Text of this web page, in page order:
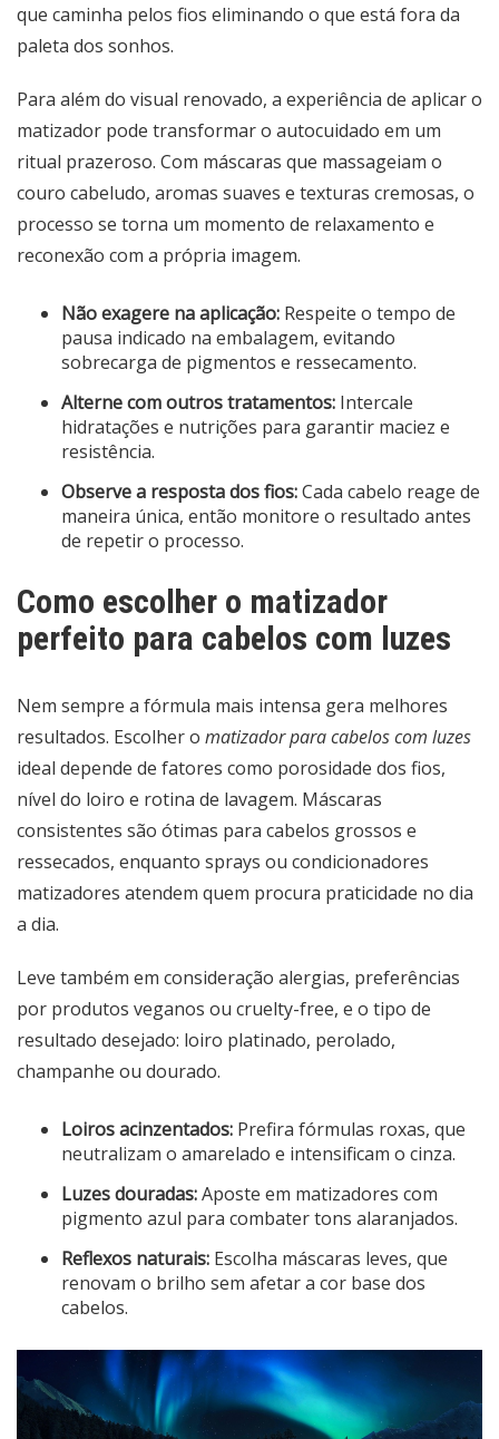
que caminha pelos fios eliminando o que está fora da
paleta dos sonhos.
Para além do visual renovado, a experiência de aplicar o
matizador pode transformar o autocuidado em um
ritual prazeroso. Com máscaras que massageiam o
couro cabeludo, aromas suaves e texturas cremosas, o
processo se torna um momento de relaxamento e
reconexão com a própria imagem.
Não exagere na aplicação: Respeite o tempo de
pausa indicado na embalagem, evitando
sobrecarga de pigmentos e ressecamento.
Alterne com outros tratamentos: Intercale
hidratações e nutrições para garantir maciez e
resistência.
Observe a resposta dos fios:Cada cabelo reage de
maneira única, então monitore o resultado antes
de repetir o processo.
Como escolher o matizador
perfeito para cabelos com luzes
Nem sempre a fórmula mais intensa gera melhores
resultados. Escolher o matizador para cabelos com luzes
ideal depende de fatores como porosidade dos fios,
nível do loiro e rotina de lavagem. Máscaras
consistentes são ótimas para cabelos grossos e
ressecados, enquanto sprays ou condicionadores
matizadores atendem quem procura praticidade no dia
a dia.
Leve também em consideração alergias, preferências
por produtos veganos ou cruelty-free, e o tipo de
resultado desejado: loiro platinado, perolado,
champanhe ou dourado.
Loiros acinzentados: Prefira fórmulas roxas, que
neutralizam o amarelado e intensificam o cinza.
Luzes douradas:Aposte em matizadores com
pigmento azul para combater tons alaranjados.
Reflexos naturais: Escolha máscaras leves, que
renovam o brilho sem afetar a cor base dos
cabelos.